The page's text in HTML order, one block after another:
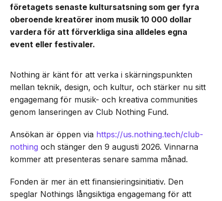
företagets senaste kultursatsning som ger fyra
oberoende kreatörer inom musik 10 000 dollar
vardera för att förverkliga sina alldeles egna
event eller festivaler.
Nothing är känt för att verka i skärningspunkten
mellan teknik, design, och kultur, och stärker nu sitt
engagemang för musik- och kreativa communities
genom lanseringen av Club Nothing Fund.
Ansökan är öppen via https://us.nothing.tech/club-
nothing och stänger den 9 augusti 2026. Vinnarna
kommer att presenteras senare samma månad.
Fonden är mer än ett finansieringsinitiativ. Den
speglar Nothings långsiktiga engagemang för att